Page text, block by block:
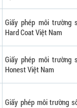
Giấy phép môi trường
Hard Coat Việt Nam
Giấy phép môi trường
Honest Việt Nam
Giấy phép môi trường